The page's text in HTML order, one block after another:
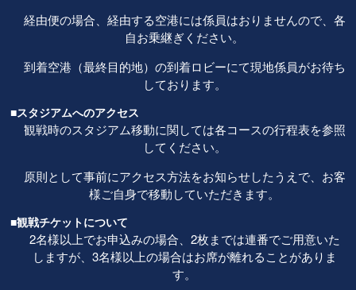
経由便の場合、経由する空港には係員はおりませんので、各
自お乗継ぎください。
到着空港（最終目的地）の到着ロビーにて現地係員がお待ち
しております。
■スタジアムへのアクセス
観戦時のスタジアム移動に関しては各コースの行程表を参照
してください。
原則として事前にアクセス方法をお知らせしたうえで、お客
様ご自身で移動していただきます。
■観戦チケットについて
2名様以上でお申込みの場合、2枚までは連番でご用意いた
しますが、3名様以上の場合はお席が離れることがありま
す。